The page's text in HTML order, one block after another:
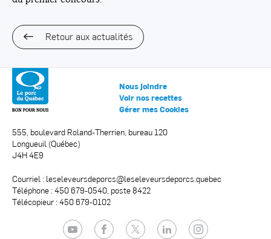
Retour aux actualités
555, boulevard Roland-Therrien, bureau 120
Longueuil (Québec)
J4H 4E9
Courriel : leseleveursdeporcs@leseleveursdeporcs.quebec
Téléphone : 450 679-0540, poste 8422
Télécopieur : 450 679-0102
YouTubeFacebookTwitter LinkedInInstagram
Nous joindre
Voir nos recettes
Gérer mes Cookies